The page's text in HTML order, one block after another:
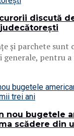
discută
și parchete sunt
generale, pentru
nou bugetele
scădere din